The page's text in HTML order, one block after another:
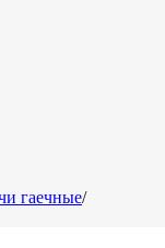
гаечные/